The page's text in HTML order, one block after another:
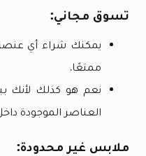
تسوق مجاني:
يمكنك شراء أي
ممتعًا.
نعم هو كذلك
العناصر الموجودة
ملابس غير محدودة: